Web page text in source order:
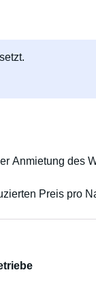
Anmietung des
Preis pro